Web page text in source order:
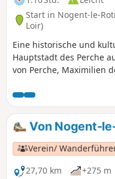
Start in Nogent-le-
Loir)
Eine historische und
Hauptstadt des Perche
von Perche, Maximilien
Von Nogent-
Verein/
27,70 km
+275 m